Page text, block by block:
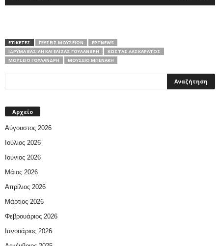
ΕΤΙΚΕΤΕΣ ΓΕΎΣΕΙΣ ΜΟΥΣΕΊΩΝ
ΕΡΤNEWS
ΙΔΡΥΜΑ ΒΑΣΊΛΗ ΚΑΙ ΕΛΊΖΑΣ ΓΟΥΛΑΝΔΡΉ
ΚΏΣΤΑΣ ΛΑΣΚΑΡΆΤΟΣ
ΜΟΥΣΕΊΟ ΓΟΥΛΑΝΔΡΉ
ΜΟΥΣΕΊΟ ΜΠΕΝΆΚΗ
Αρχείο
Αύγουστος 2026
Ιούλιος 2026
Ιούνιος 2026
Μάιος 2026
Απρίλιος 2026
Μάρτιος 2026
Φεβρουάριος 2026
Ιανουάριος 2026